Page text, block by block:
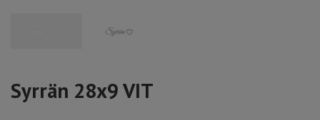
Syrrän 28x9 VIT